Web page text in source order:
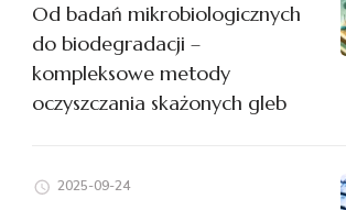
Od badań mikrobiologicznych
do biodegradacji –
kompleksowe metody
oczyszczania skażonych gleb
2025-09-24